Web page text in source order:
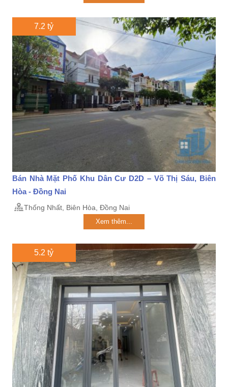
7.2 tỷ
Bán Nhà Mặt Phố Khu Dân Cư D2D – Võ Thị Sáu, Biên
Hòa - Đồng Nai
Thống Nhất, Biên Hòa, Đồng Nai
Xem thêm...
5.2 tỷ